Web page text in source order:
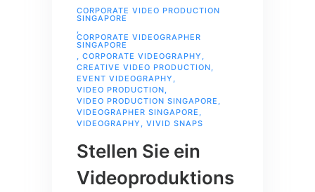
CORPORATE VIDEO PRODUCTION
SINGAPORE
,
CORPORATE VIDEOGRAPHER
SINGAPORE
, CORPORATE VIDEOGRAPHY ,
CREATIVE VIDEO PRODUCTION,
EVENT VIDEOGRAPHY ,
VIDEO PRODUCTION,
VIDEO PRODUCTION SINGAPORE ,
VIDEOGRAPHER SINGAPORE ,
VIDEOGRAPHY , VIVID SNAPS
Stellen Sie ein
Videoproduktions